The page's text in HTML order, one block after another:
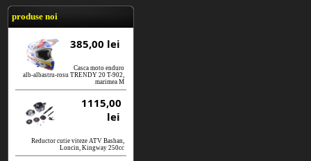
produse noi
385,00 lei
Casca moto enduro
alb-albastru-rosu TRENDY 20 T-902,
marimea M
1115,00
lei
Reductor cutie viteze ATV Bashan,
Loncin, Kingway 250cc